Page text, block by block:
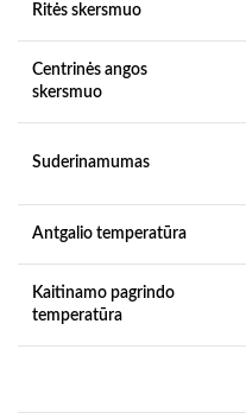
Ritės skersmuo
Centrinės angos
skersmuo
Suderinamumas
Antgalio temperatūra
Kaitinamo pagrindo
temperatūra